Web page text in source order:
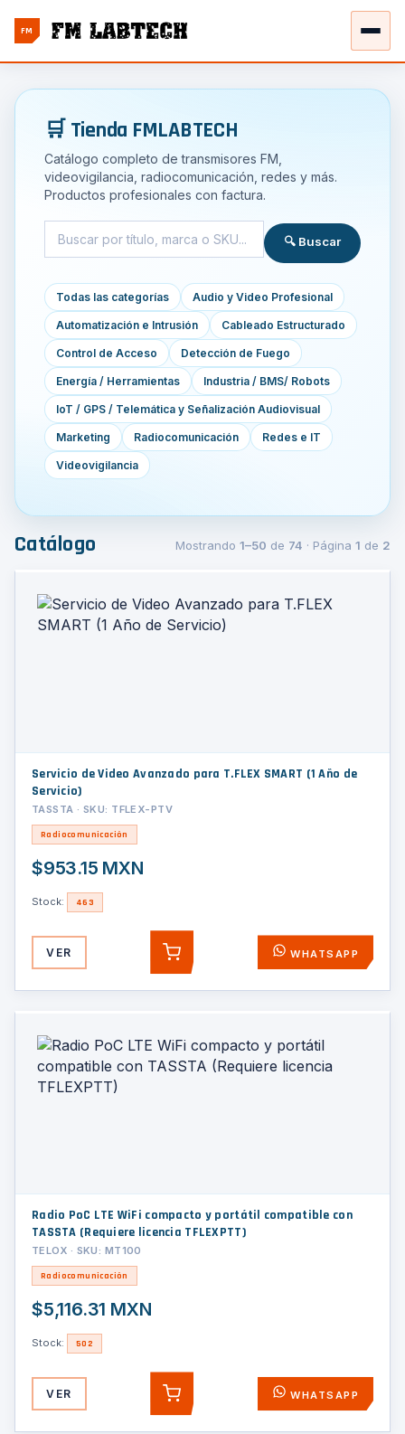
FM
🛒 Tienda FMLABTECH
Catálogo completo de transmisores FM,
videovigilancia, radiocomunicación, redes y más.
Productos profesionales con factura.
🔍 Buscar
Todas las categorías Audio y Video Profesional
Automatización e Intrusión Cableado Estructurado
Control de Acceso Detección de Fuego
Energía / Herramientas Industria / BMS/ Robots
IoT / GPS / Telemática y Señalización Audiovisual
Marketing Radiocomunicación Redes e IT
Videovigilancia
Catálogo Mostrando 1–50 de 74 · Página 1 de 2
Servicio de Video Avanzado para T.FLEX SMART (1 Año de
Servicio)
TASSTA · SKU: TFLEX-PTV
Radiocomunicación
$953.15 MXN
Stock: 463
VER AGREGAR WHATSAPP
Radio PoC LTE WiFi compacto y portátil compatible con
TASSTA (Requiere licencia TFLEXPTT)
TELOX · SKU: MT100
Radiocomunicación
$5,116.31 MXN
Stock: 502
VER AGREGAR WHATSAPP